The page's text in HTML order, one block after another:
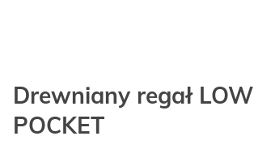
Drewniany regał LOW
POCKET